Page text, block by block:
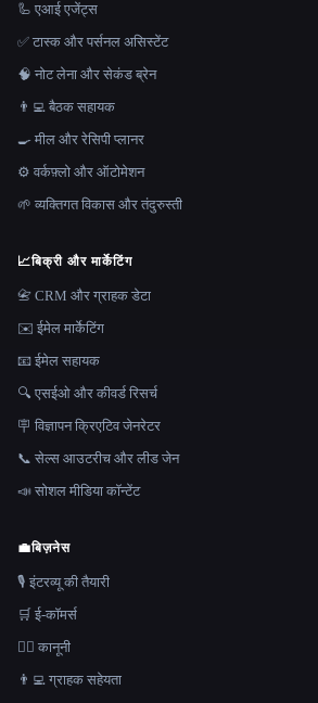
🦾 एआई एजेंट्स
✅ टास्क और पर्सनल असिस्टेंट
🧠 नोट लेना और सेकंड ब्रेन
👨‍💻 बैठक सहायक
🍳 मील और रेसिपी प्लानर
⚙️ वर्कफ़्लो और ऑटोमेशन
🌱 व्यक्तिगत विकास और तंदुरुस्ती
📈बिक्री और मार्केटिंग
📇 CRM और ग्राहक डेटा
✉️ ईमेल मार्केटिंग
📧 ईमेल सहायक
🔍 एसईओ और कीवर्ड रिसर्च
🪧 विज्ञापन क्रिएटिव जेनरेटर
📞 सेल्स आउटरीच और लीड जेन
📣 सोशल मीडिया कॉन्टेंट
💼बिज़नेस
🎙️ इंटरव्यू की तैयारी
🛒 ई-कॉमर्स
👩‍⚖️ कानूनी
👨‍💻 ग्राहक सहेयता